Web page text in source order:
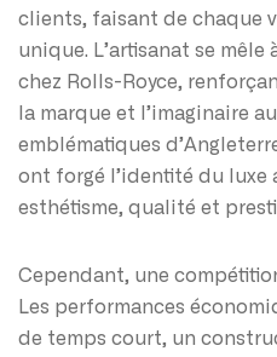
clients, faisant de chaque
unique. L’artisanat se
chez Rolls-Royce,
la marque et l’imaginaire
emblématiques
ont forgé l’identité du luxe
esthétisme, qualité et
Cependant, une
Les performances
de temps court, un